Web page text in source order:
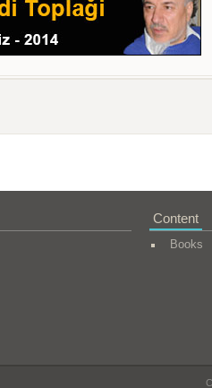
Content
Books